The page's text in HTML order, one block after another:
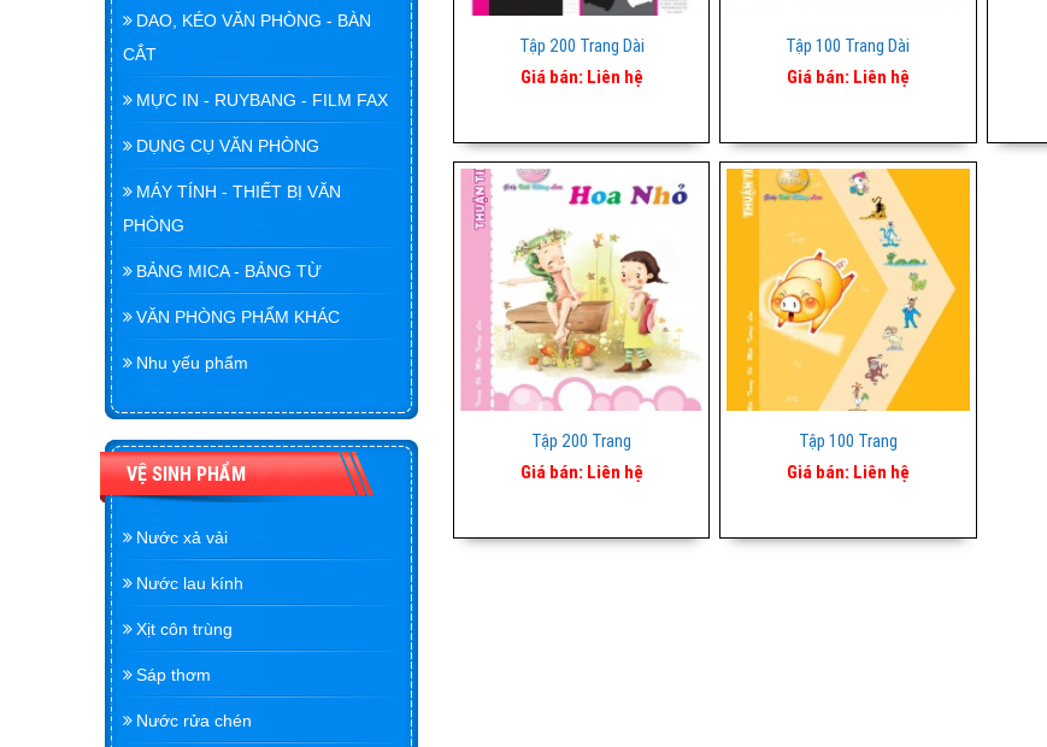
DAO, KÉO VĂN PHÒNG - BÀN
CẮT
MỰC IN - RUYBANG - FILM FAX
DỤNG CỤ VĂN PHÒNG
MÁY TÍNH - THIẾT BỊ VĂN
PHÒNG
BẢNG MICA - BẢNG TỪ
VĂN PHÒNG PHẨM KHÁC
Nhu yếu phẩm
VỆ SINH PHẨM
Nước xả vải
Nước lau kính
Xịt côn trùng
Sáp thơm
Nước rửa chén
Tập 200 Trang Dài
Giá bán: Liên hệ
Tập 100 Trang Dài
Giá bán: Liên hệ
Tập 200 Trang
Giá bán: Liên hệ
Tập 100 Trang
Giá bán: Liên hệ